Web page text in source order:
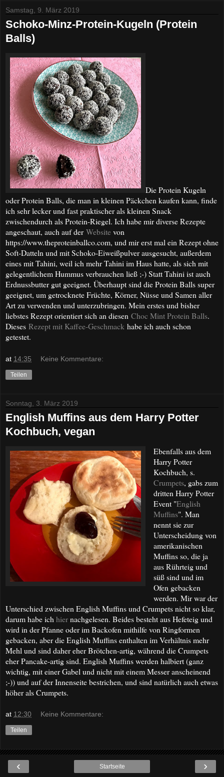
Samstag, 9. März 2019
Schoko-Minz-Protein-Kugeln (Protein
Balls)
Die Protein Kugeln
oder Protein Balls, die man in kleinen Päckchen kaufen kann, finde
ich sehr lecker und fast praktischer als kleinen Snack
zwischendurch als Protein-Riegel. Ich habe mir diverse Rezepte
angeschaut, auch auf derWebsitevon
https://www.theproteinballco.com, und mir erst mal ein Rezept ohne
Soft-Datteln und mit Schoko-Eiweißpulver ausgesucht, außerdem
eines mit Tahini, weil ich mehr Tahini im Haus hatte, als sich mit
gelegentlichem Hummus verbrauchen ließ ;-) Statt Tahini ist auch
Erdnussbutter gut geeignet. Überhaupt sind die Protein Balls super
geeignet, um getrocknete Früchte, Körner, Nüsse und Samen aller
Art zu verwenden und unterzubringen. Mein erstes und bisher
liebstes Rezept orientiert sich an diesen Choc Mint Protein Balls.
Dieses Rezept mit Kaffee-Geschmack habe ich auch schon
getestet.
at 14:35 Keine Kommentare:
Teilen
Sonntag, 3. März 2019
English Muffins aus dem Harry Potter
Kochbuch, vegan
Ebenfalls aus dem
Harry Potter
Kochbuch, s.
Crumpets, gabs zum
dritten Harry Potter
Event "English
Muffins". Man
nennt sie zur
Unterscheidung von
amerikanischen
Muffins so, die ja
aus Rührteig und
süß sind und im
Ofen gebacken
werden. Mir war der
Unterschied zwischen English Muffins und Crumpets nicht so klar,
darum habe ich hiernachgelesen. Beides besteht aus Hefeteig und
wird in der Pfanne oder im Backofen mithilfe von Ringformen
gebacken, aber die English Muffins enthalten im Verhältnis mehr
Mehl und sind daher eher Brötchen-artig, während die Crumpets
eher Pancake-artig sind. English Muffins werden halbiert (ganz
wichtig, mit einer Gabel und nicht mit einem Messer anscheinend
;-)) und auf der Innenseite bestrichen, und sind natürlich auch etwas
höher als Crumpets.
at 12:30 Keine Kommentare:
Teilen
‹ ›
Startseite